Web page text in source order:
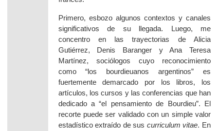
Primero, esbozo algunos contextos y canales
significativos de su llegada. Luego, me
concentro en las trayectorias de Alicia
Gutiérrez, Denis Baranger y Ana Teresa
Martínez, sociólogos cuyo reconocimiento
como “los bourdieuanos argentinos” es
fuertemente demarcado por los libros, los
artículos, los cursos y las conferencias que han
dedicado a “el pensamiento de Bourdieu”. El
recorte puede ser validado con un simple valor
estadístico extraído de sus curriculum vitae. En